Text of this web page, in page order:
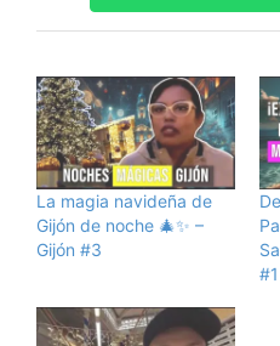
La magia navideña de
Gijón de noche 🎄✨ –
Gijón #3
#1